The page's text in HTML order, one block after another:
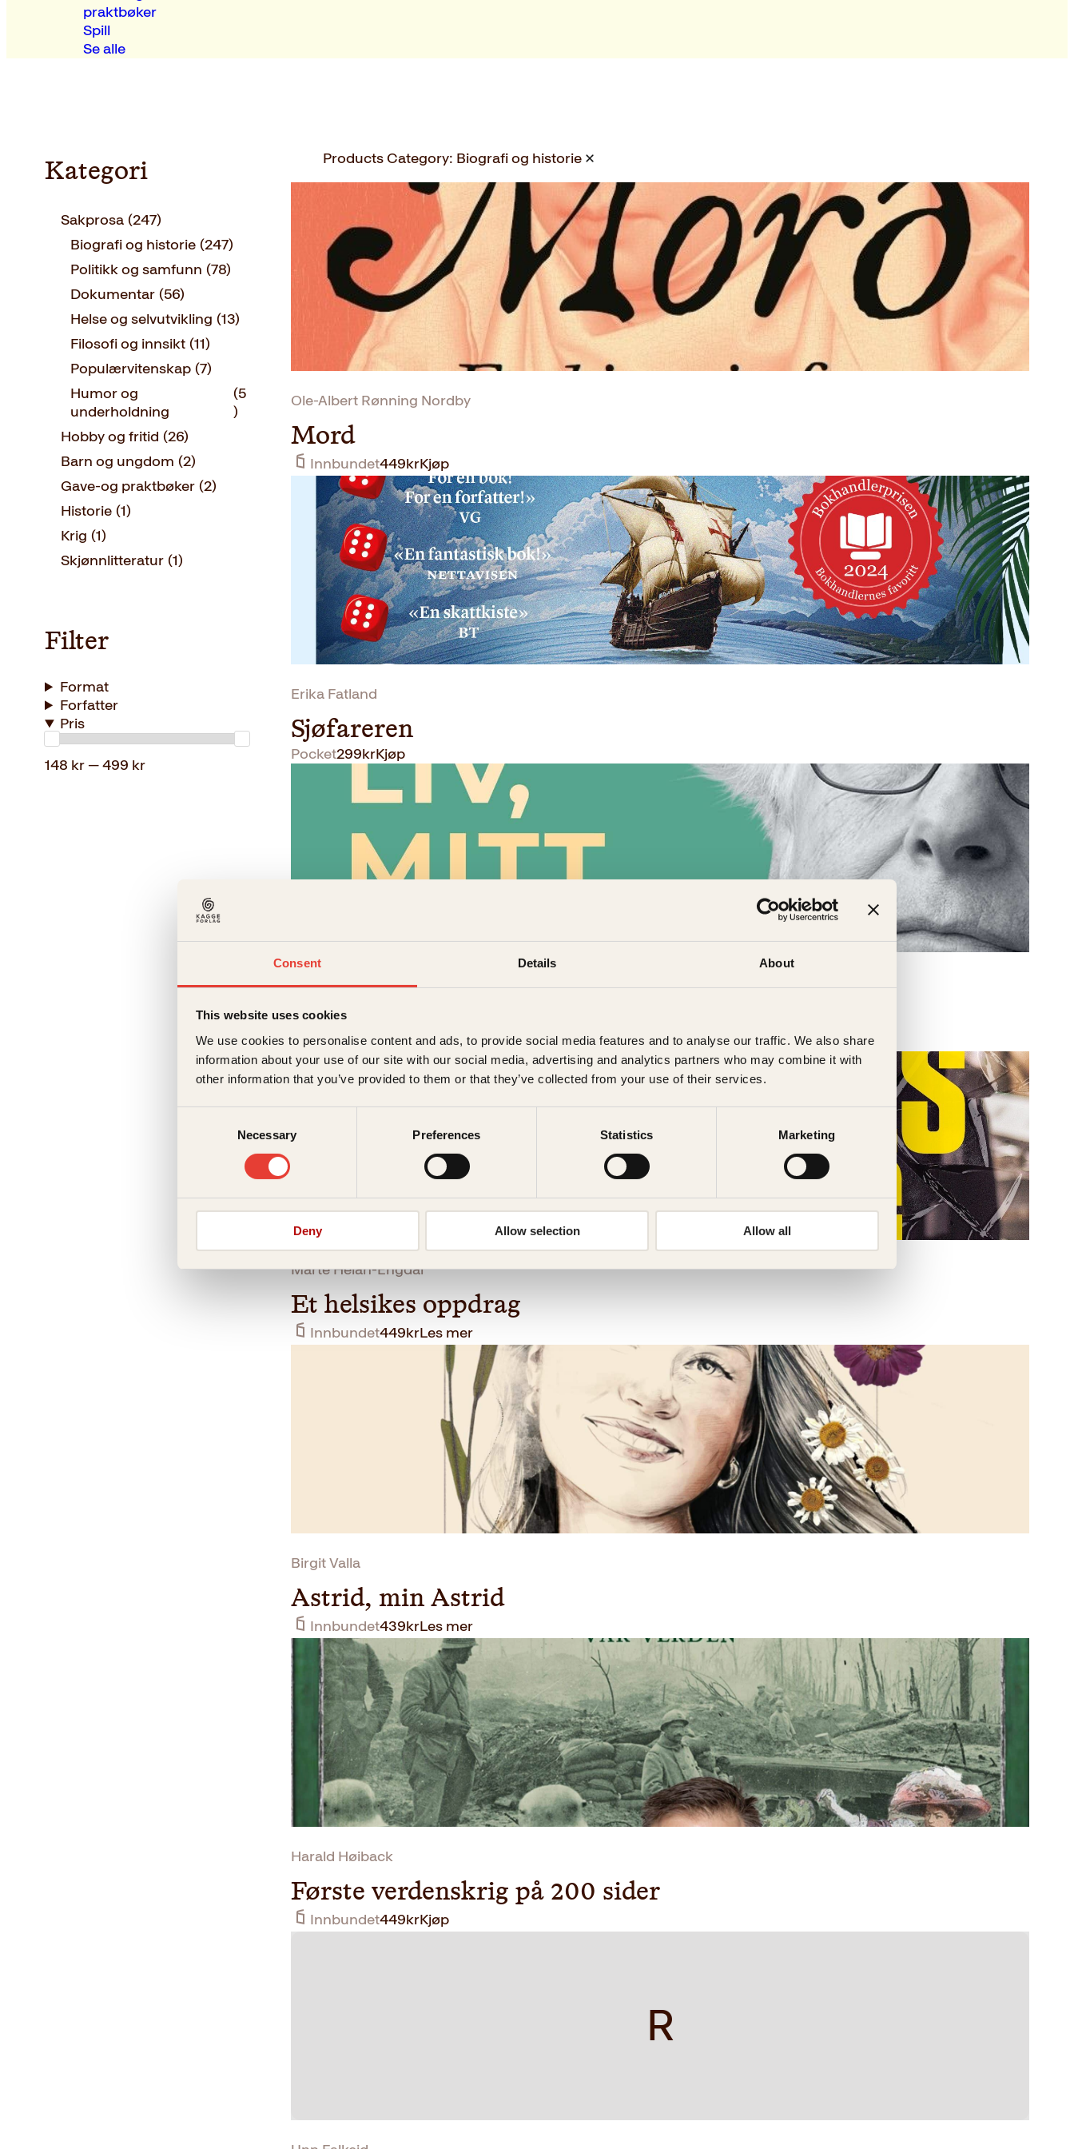
Consent Details About
This website uses cookies
We use cookies to personalise content and ads, to provide social media features and to analyse our traffic. We also share
information about your use of our site with our social media, advertising and analytics partners who may combine it with
other information that you’ve provided to them or that they’ve collected from your use of their services.
Necessary Preferences Statistics Marketing
Deny Allow selection Allow all
praktbøker
Spill
Se alle
Kategori
Sakprosa (247)
Biografi og historie (247)
Politikk og samfunn (78)
Dokumentar (56)
Helse og selvutvikling (13)
Filosofi og innsikt (11)
Populærvitenskap (7)
Humor og
underholdning
(5
)
Hobby og fritid (26)
Barn og ungdom (2)
Gave-og praktbøker (2)
Historie (1)
Krig (1)
Skjønnlitteratur (1)
Filter
Format
Forfatter
Pris
148 kr — 499 kr
Products Category: Biografi og historie
Ole-Albert Rønning Nordby
Mord
Innbundet449krKjøp
Erika Fatland
Sjøfareren
Pocket299krKjøp
Randi Rosenqvist
Mitt liv, mitt fag
Pocket249krKjøp
Marte Heian-Engdal
Et helsikes oppdrag
Innbundet449krLes mer
Birgit Valla
Astrid, min Astrid
Innbundet439krLes mer
Harald Høiback
Første verdenskrig på 200 sider
Innbundet449krKjøp
R